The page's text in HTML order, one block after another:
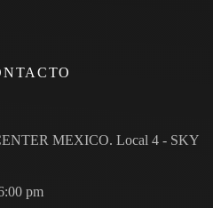
MEXICO. Local 4 - SKY
pm